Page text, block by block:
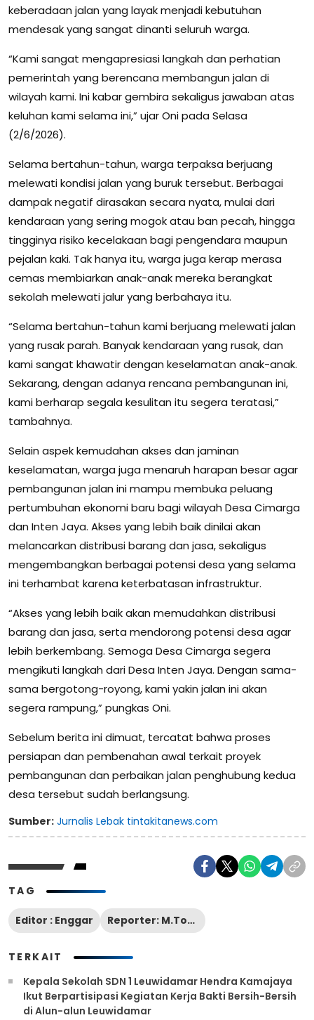
keberadaan jalan yang layak menjadi kebutuhan
mendesak yang sangat dinanti seluruh warga.
“Kami sangat mengapresiasi langkah dan perhatian
pemerintah yang berencana membangun jalan di
wilayah kami. Ini kabar gembira sekaligus jawaban atas
keluhan kami selama ini,” ujar Oni pada Selasa
(2/6/2026).
Selama bertahun-tahun, warga terpaksa berjuang
melewati kondisi jalan yang buruk tersebut. Berbagai
dampak negatif dirasakan secara nyata, mulai dari
kendaraan yang sering mogok atau ban pecah, hingga
tingginya risiko kecelakaan bagi pengendara maupun
pejalan kaki. Tak hanya itu, warga juga kerap merasa
cemas membiarkan anak-anak mereka berangkat
sekolah melewati jalur yang berbahaya itu.
“Selama bertahun-tahun kami berjuang melewati jalan
yang rusak parah. Banyak kendaraan yang rusak, dan
kami sangat khawatir dengan keselamatan anak-anak.
Sekarang, dengan adanya rencana pembangunan ini,
kami berharap segala kesulitan itu segera teratasi,”
tambahnya.
Selain aspek kemudahan akses dan jaminan
keselamatan, warga juga menaruh harapan besar agar
pembangunan jalan ini mampu membuka peluang
pertumbuhan ekonomi baru bagi wilayah Desa Cimarga
dan Inten Jaya. Akses yang lebih baik dinilai akan
melancarkan distribusi barang dan jasa, sekaligus
mengembangkan berbagai potensi desa yang selama
ini terhambat karena keterbatasan infrastruktur.
“Akses yang lebih baik akan memudahkan distribusi
barang dan jasa, serta mendorong potensi desa agar
lebih berkembang. Semoga Desa Cimarga segera
mengikuti langkah dari Desa Inten Jaya. Dengan sama-
sama bergotong-royong, kami yakin jalan ini akan
segera rampung,” pungkas Oni.
Sebelum berita ini dimuat, tercatat bahwa proses
persiapan dan pembenahan awal terkait proyek
pembangunan dan perbaikan jalan penghubung kedua
desa tersebut sudah berlangsung.
Sumber: Jurnalis Lebak tintakitanews.com
TAG
Editor : Enggar Reporter: M.Toufik
TERKAIT
Kepala Sekolah SDN 1 Leuwidamar Hendra Kamajaya
Ikut Berpartisipasi Kegiatan Kerja Bakti Bersih-Bersih
di Alun-alun Leuwidamar